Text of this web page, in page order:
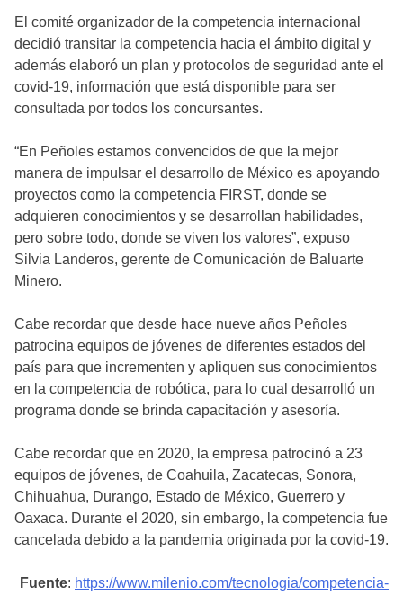
El comité organizador de la competencia internacional
decidió transitar la competencia hacia el ámbito digital y
además elaboró un plan y protocolos de seguridad ante el
covid-19, información que está disponible para ser
consultada por todos los concursantes.
“En Peñoles estamos convencidos de que la mejor
manera de impulsar el desarrollo de México es apoyando
proyectos como la competencia FIRST, donde se
adquieren conocimientos y se desarrollan habilidades,
pero sobre todo, donde se viven los valores”, expuso
Silvia Landeros, gerente de Comunicación de Baluarte
Minero.
Cabe recordar que desde hace nueve años Peñoles
patrocina equipos de jóvenes de diferentes estados del
país para que incrementen y apliquen sus conocimientos
en la competencia de robótica, para lo cual desarrolló un
programa donde se brinda capacitación y asesoría.
Cabe recordar que en 2020, la empresa patrocinó a 23
equipos de jóvenes, de Coahuila, Zacatecas, Sonora,
Chihuahua, Durango, Estado de México, Guerrero y
Oaxaca. Durante el 2020, sin embargo, la competencia fue
cancelada debido a la pandemia originada por la covid-19.
Fuente: https://www.milenio.com/tecnologia/competencia-